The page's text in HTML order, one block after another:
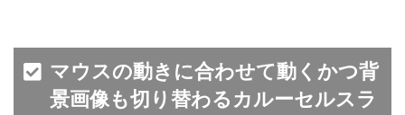
マウスの動きに合わせて動くかつ背
景画像も切り替わるカルーセルスラ